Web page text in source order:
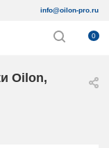
info@oilon-pro.ru
0
Oilon,